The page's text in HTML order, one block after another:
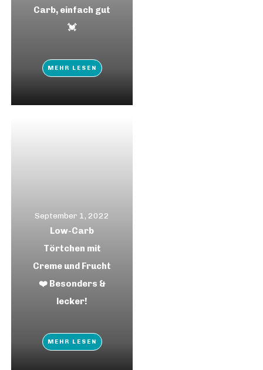
Carb, einfach gut
💓
MEHR LESEN
September 1, 2022
Low-Carb
Törtchen mit
Creme und Frucht
❤️ Besonders &
lecker!
MEHR LESEN